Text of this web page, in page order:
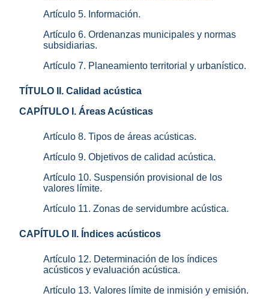
Artículo 5. Información.
Artículo 6. Ordenanzas municipales y normas
subsidiarias.
Artículo 7. Planeamiento territorial y urbanístico.
TÍTULO II. Calidad acústica
CAPÍTULO I. Áreas Acústicas
Artículo 8. Tipos de áreas acústicas.
Artículo 9. Objetivos de calidad acústica.
Artículo 10. Suspensión provisional de los
valores límite.
Artículo 11. Zonas de servidumbre acústica.
CAPÍTULO II. Índices acústicos
Artículo 12. Determinación de los índices
acústicos y evaluación acústica.
Artículo 13. Valores límite de inmisión y emisión.